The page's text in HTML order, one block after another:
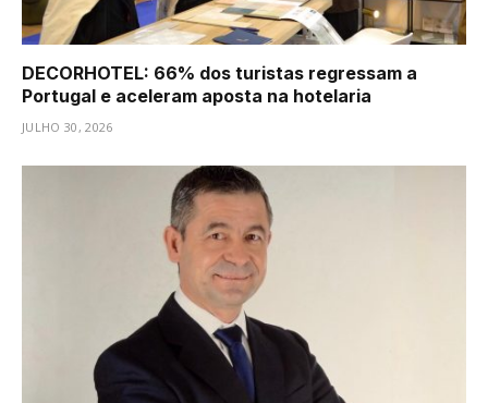
DECORHOTEL: 66% dos turistas regressam a
Portugal e aceleram aposta na hotelaria
JULHO 30, 2026